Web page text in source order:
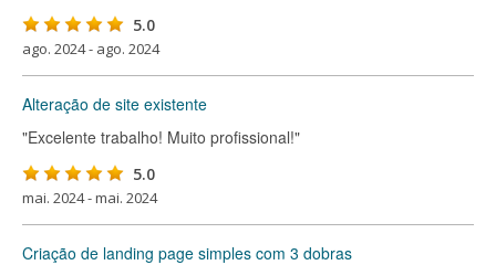
5.0
ago. 2024 - ago. 2024
Alteração de site existente
"Excelente trabalho! Muito profissional!"
5.0
mai. 2024 - mai. 2024
Criação de landing page simples com 3 dobras